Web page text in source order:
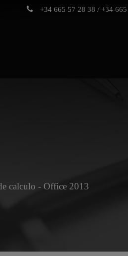
+34 665 57 28 38 / +34
calculo - Office 2013